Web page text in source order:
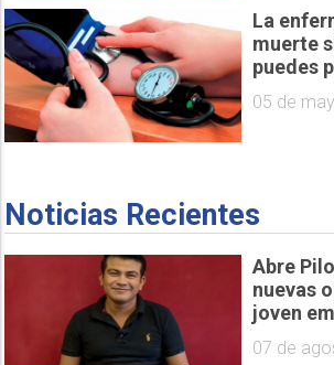
La
muerte
puedes
05 de
Noticias Recientes
Abre
nuevas
joven
07 de